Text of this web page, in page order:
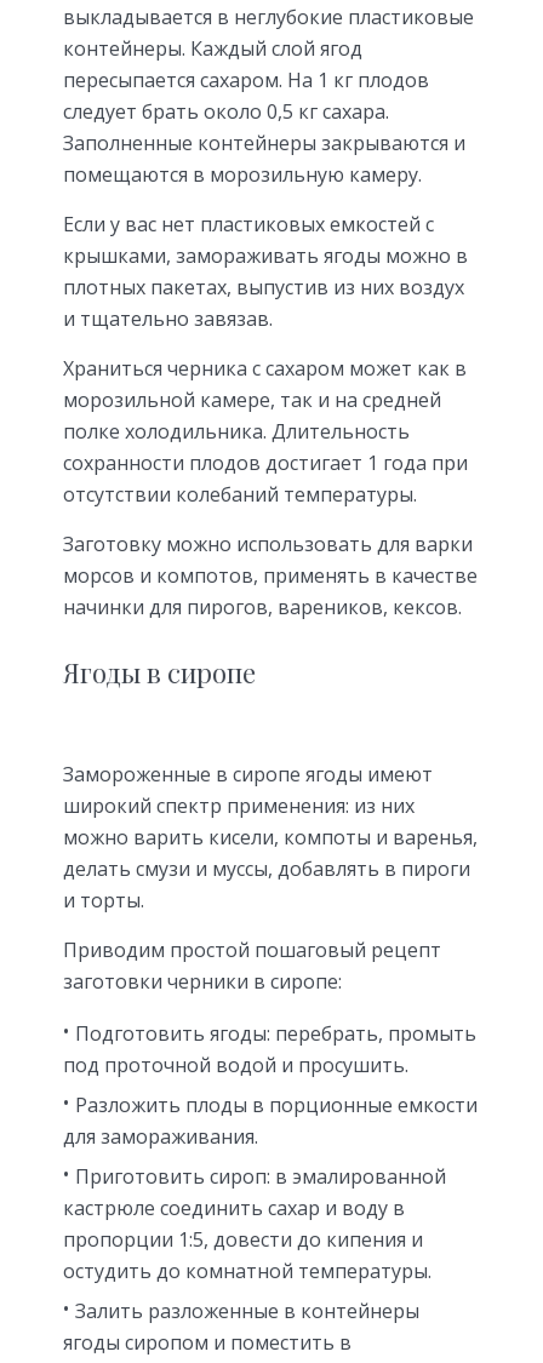
выкладывается в неглубокие пластиковые
контейнеры. Каждый слой ягод
пересыпается сахаром. На 1 кг плодов
следует брать около 0,5 кг сахара.
Заполненные контейнеры закрываются и
помещаются в морозильную камеру.
Если у вас нет пластиковых емкостей с
крышками, замораживать ягоды можно в
плотных пакетах, выпустив из них воздух
и тщательно завязав.
Храниться черника с сахаром может как в
морозильной камере, так и на средней
полке холодильника. Длительность
сохранности плодов достигает 1 года при
отсутствии колебаний температуры.
Заготовку можно использовать для варки
морсов и компотов, применять в качестве
начинки для пирогов, вареников, кексов.
Ягоды в сиропе
Замороженные в сиропе ягоды имеют
широкий спектр применения: из них
можно варить кисели, компоты и варенья,
делать смузи и муссы, добавлять в пироги
и торты.
Приводим простой пошаговый рецепт
заготовки черники в сиропе:
Подготовить ягоды: перебрать, промыть
под проточной водой и просушить.
Разложить плоды в порционные емкости
для замораживания.
Приготовить сироп: в эмалированной
кастрюле соединить сахар и воду в
пропорции 1:5, довести до кипения и
остудить до комнатной температуры.
Залить разложенные в контейнеры
ягоды сиропом и поместить в